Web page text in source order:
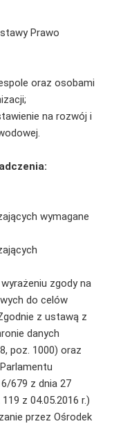
Prawo
oraz osobami
na rozwój i
wymagane
zgody na
do celów
z ustawą z
danych
poz. 1000) oraz
679 z dnia 27
z 04.05.2016 r.)
przez Ośrodek